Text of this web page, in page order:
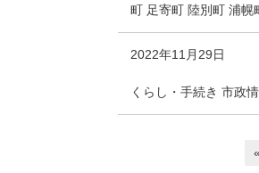
町 足寄町 陸別町 浦幌
2022年11月29日
くらし・手続き 市政
«